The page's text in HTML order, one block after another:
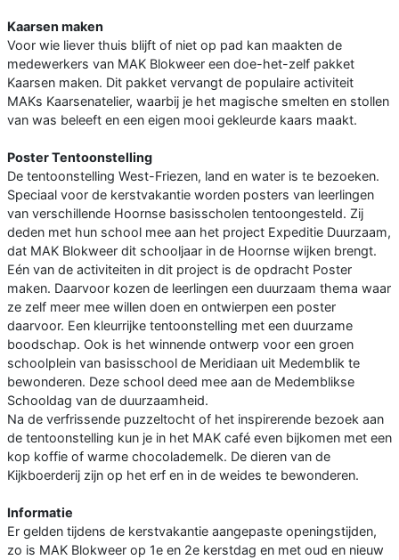
Kaarsen maken
Voor wie liever thuis blijft of niet op pad kan maakten de
medewerkers van MAK Blokweer een doe-het-zelf pakket
Kaarsen maken. Dit pakket vervangt de populaire activiteit
MAKs Kaarsenatelier, waarbij je het magische smelten en stollen
van was beleeft en een eigen mooi gekleurde kaars maakt.
Poster Tentoonstelling
De tentoonstelling West-Friezen, land en water is te bezoeken.
Speciaal voor de kerstvakantie worden posters van leerlingen
van verschillende Hoornse basisscholen tentoongesteld. Zij
deden met hun school mee aan het project Expeditie Duurzaam,
dat MAK Blokweer dit schooljaar in de Hoornse wijken brengt.
Eén van de activiteiten in dit project is de opdracht Poster
maken. Daarvoor kozen de leerlingen een duurzaam thema waar
ze zelf meer mee willen doen en ontwierpen een poster
daarvoor. Een kleurrijke tentoonstelling met een duurzame
boodschap. Ook is het winnende ontwerp voor een groen
schoolplein van basisschool de Meridiaan uit Medemblik te
bewonderen. Deze school deed mee aan de Medemblikse
Schooldag van de duurzaamheid.
Na de verfrissende puzzeltocht of het inspirerende bezoek aan
de tentoonstelling kun je in het MAK café even bijkomen met een
kop koffie of warme chocolademelk. De dieren van de
Kijkboerderij zijn op het erf en in de weides te bewonderen.
Informatie
Er gelden tijdens de kerstvakantie aangepaste openingstijden,
zo is MAK Blokweer op 1e en 2e kerstdag en met oud en nieuw